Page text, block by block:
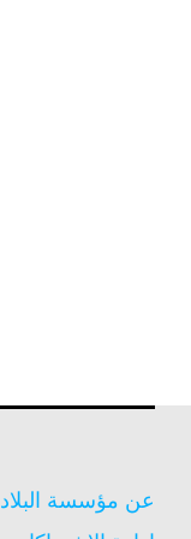
عن مؤسسة البلاد